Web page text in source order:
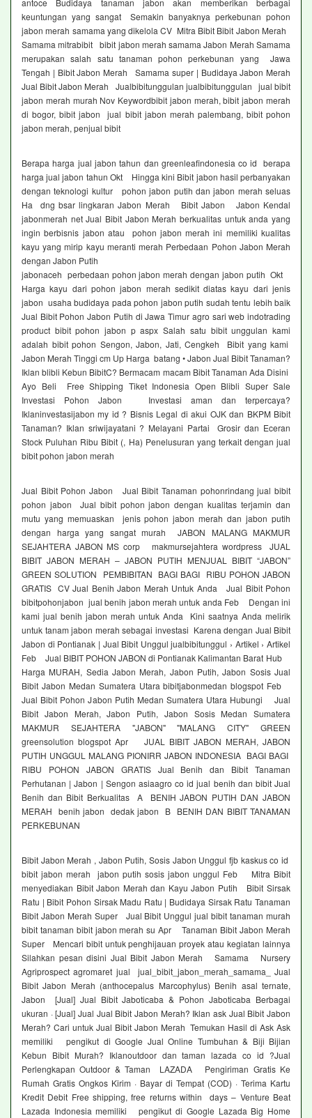
antoce Budidaya tanaman jabon akan memberikan berbagai
keuntungan yang sangat Semakin banyaknya perkebunan pohon
jabon merah samama yang dikelola CV Mitra Bibit Bibit Jabon Merah
Samama mitrabibit bibit jabon merah samama Jabon Merah Samama
merupakan salah satu tanaman pohon perkebunan yang Jawa
Tengah | Bibit Jabon Merah Samama super | Budidaya Jabon Merah
Jual Bibit Jabon Merah Jualbibitunggulan jualbibitunggulan jual bibit
jabon merah murah Nov Keywordbibit jabon merah, bibit jabon merah
di bogor, bibit jabon jual bibit jabon merah palembang, bibit pohon
jabon merah, penjual bibit
Berapa harga jual jabon tahun dan greenleafindonesia co id berapa
harga jual jabon tahun Okt Hingga kini Bibit jabon hasil perbanyakan
dengan teknologi kultur pohon jabon putih dan jabon merah seluas
Ha dng bsar lingkaran Jabon Merah Bibit Jabon Jabon Kendal
jabonmerah net Jual Bibit Jabon Merah berkualitas untuk anda yang
ingin berbisnis jabon atau pohon jabon merah ini memiliki kualitas
kayu yang mirip kayu meranti merah Perbedaan Pohon Jabon Merah
dengan Jabon Putih
jabonaceh perbedaan pohon jabon merah dengan jabon putih Okt
Harga kayu dari pohon jabon merah sedikit diatas kayu dari jenis
jabon usaha budidaya pada pohon jabon putih sudah tentu lebih baik
Jual Bibit Pohon Jabon Putih di Jawa Timur agro sari web indotrading
product bibit pohon jabon p aspx Salah satu bibit unggulan kami
adalah bibit pohon Sengon, Jabon, Jati, Cengkeh Bibit yang kami
Jabon Merah Tinggi cm Up Harga batang • Jabon Jual Bibit Tanaman?
Iklan blibli Kebun BibitC? Bermacam macam Bibit Tanaman Ada Disini
Ayo Beli Free Shipping Tiket Indonesia Open Blibli Super Sale
Investasi Pohon Jabon Investasi aman dan terpercaya?
Iklaninvestasijabon my id ? Bisnis Legal di akui OJK dan BKPM Bibit
Tanaman? Iklan sriwijayatani ? Melayani Partai Grosir dan Eceran
Stock Puluhan Ribu Bibit (, Ha) Penelusuran yang terkait dengan jual
bibit pohon jabon merah
Jual Bibit Pohon Jabon Jual Bibit Tanaman pohonrindang jual bibit
pohon jabon Jual bibit pohon jabon dengan kualitas terjamin dan
mutu yang memuaskan jenis pohon jabon merah dan jabon putih
dengan harga yang sangat murah JABON MALANG MAKMUR
SEJAHTERA JABON MS corp makmursejahtera wordpress JUAL
BIBIT JABON MERAH – JABON PUTIH MENJUAL BIBIT “JABON”
GREEN SOLUTION PEMBIBITAN BAGI BAGI RIBU POHON JABON
GRATIS CV Jual Benih Jabon Merah Untuk Anda Jual Bibit Pohon
bibitpohonjabon jual benih jabon merah untuk anda Feb Dengan ini
kami jual benih jabon merah untuk Anda Kini saatnya Anda melirik
untuk tanam jabon merah sebagai investasi Karena dengan Jual Bibit
Jabon di Pontianak | Jual Bibit Unggul jualbibitunggul › Artikel › Artikel
Feb Jual BIBIT POHON JABON di Pontianak Kalimantan Barat Hub
Harga MURAH, Sedia Jabon Merah, Jabon Putih, Jabon Sosis Jual
Bibit Jabon Medan Sumatera Utara bibitjabonmedan blogspot Feb
Jual Bibit Pohon Jabon Putih Medan Sumatera Utara Hubungi Jual
Bibit Jabon Merah, Jabon Putih, Jabon Sosis Medan Sumatera
MAKMUR SEJAHTERA "JABON" "MALANG CITY" GREEN
greensolution blogspot Apr JUAL BIBIT JABON MERAH, JABON
PUTIH UNGGUL MALANG PIONIRR JABON INDONESIA BAGI BAGI
RIBU POHON JABON GRATIS Jual Benih dan Bibit Tanaman
Perhutanan | Jabon | Sengon asiaagro co id jual benih dan bibit Jual
Benih dan Bibit Berkualitas A BENIH JABON PUTIH DAN JABON
MERAH benih jabon dedak jabon B BENIH DAN BIBIT TANAMAN
PERKEBUNAN
Bibit Jabon Merah , Jabon Putih, Sosis Jabon Unggul fjb kaskus co id
bibit jabon merah jabon putih sosis jabon unggul Feb Mitra Bibit
menyediakan Bibit Jabon Merah dan Kayu Jabon Putih Bibit Sirsak
Ratu | Bibit Pohon Sirsak Madu Ratu | Budidaya Sirsak Ratu Tanaman
Bibit Jabon Merah Super Jual Bibit Unggul jual bibit tanaman murah
bibit tanaman bibit jabon merah su Apr Tanaman Bibit Jabon Merah
Super Mencari bibit untuk penghijauan proyek atau kegiatan lainnya
Silahkan pesan disini Jual Bibit Jabon Merah Samama Nursery
Agriprospect agromaret jual jual_bibit_jabon_merah_samama_ Jual
Bibit Jabon Merah (anthocepalus Marcophylus) Benih asal ternate,
Jabon [Jual] Jual Bibit Jaboticaba & Pohon Jaboticaba Berbagai
ukuran · [Jual] Jual Jual Bibit Jabon Merah? Iklan ask Jual Bibit Jabon
Merah? Cari untuk Jual Bibit Jabon Merah Temukan Hasil di Ask Ask
memiliki pengikut di Google Jual Online Tumbuhan & Biji Bijian
Kebun Bibit Murah? Iklanoutdoor dan taman lazada co id ?Jual
Perlengkapan Outdoor & Taman LAZADA Pengiriman Gratis Ke
Rumah Gratis Ongkos Kirim · Bayar di Tempat (COD) · Terima Kartu
Kredit Debit Free shipping, free returns within days – Venture Beat
Lazada Indonesia memiliki pengikut di Google Lazada Big Home